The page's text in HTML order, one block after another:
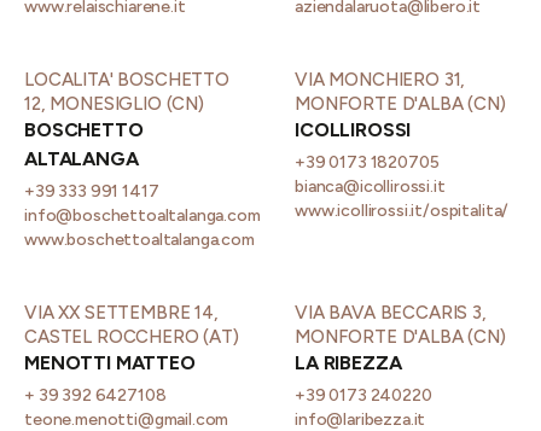
www.relaischiarene.it
aziendalaruota@libero.it
LOCALITA' BOSCHETTO
12, MONESIGLIO (CN)
BOSCHETTO
ALTALANGA
+39 333 991 1417
info@boschettoaltalanga.com
www.boschettoaltalanga.com
VIA MONCHIERO 31,
MONFORTE D'ALBA (CN)
ICOLLIROSSI
+39 0173 1820705
bianca@icollirossi.it
www.icollirossi.it/ospitalita/
VIA XX SETTEMBRE 14,
CASTEL ROCCHERO (AT)
MENOTTI MATTEO
+ 39 392 6427108
teone.menotti@gmail.com
VIA BAVA BECCARIS 3,
MONFORTE D'ALBA (CN)
LA RIBEZZA
+39 0173 240220
info@laribezza.it